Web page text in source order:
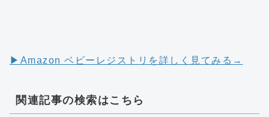
▶︎Amazon ベビーレジストリを詳しく見てみる→
関連記事の検索はこちら